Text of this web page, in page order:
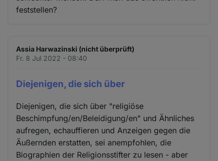
feststellen?
Assia Harwazinski (nicht überprüft)
Fr. 8 Jul 2022 - 08:40
Diejenigen, die sich über
Diejenigen, die sich über "religiöse
Beschimpfung/en/Beleidigung/en" und Ähnliches
aufregen, echauffieren und Anzeigen gegen die
Äußernden erstatten, sei anempfohlen, die
Biographien der Religionsstifter zu lesen - aber